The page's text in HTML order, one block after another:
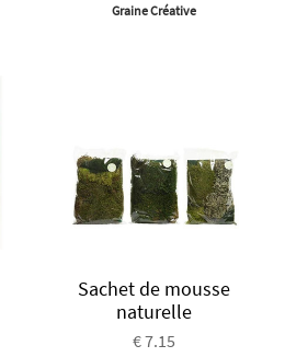
Graine Créative
Sachet de mousse
naturelle
€ 7.15